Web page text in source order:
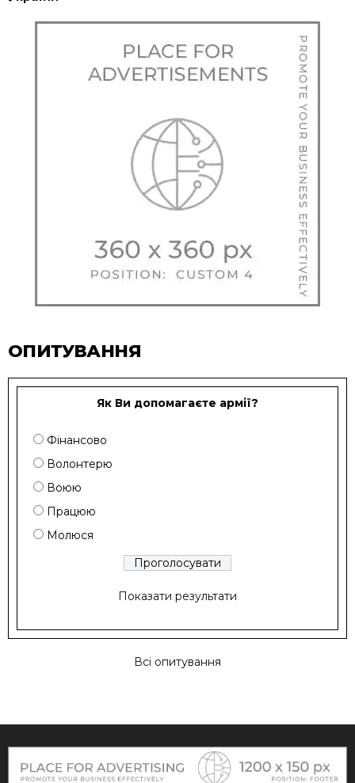
ОПИТУВАННЯ
Як Ви допомагаєте армії?
Фінансово
Волонтерю
Воюю
Працюю
Молюся
Показати результати
Всі опитування